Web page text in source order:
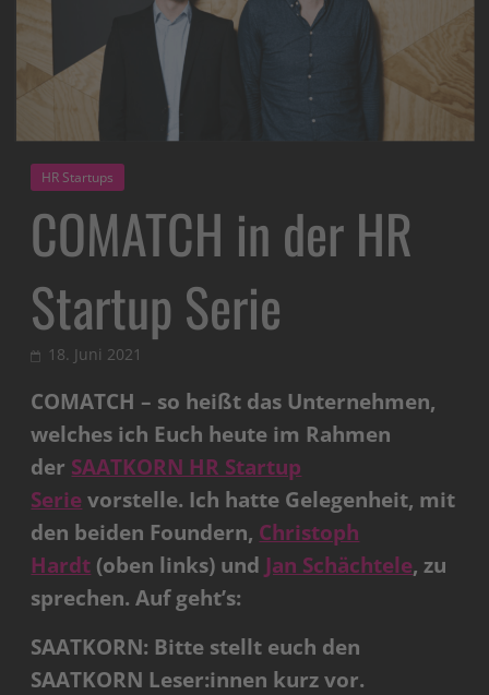
HR Startups
COMATCH in der HR
Startup Serie
18. Juni 2021
COMATCH – so heißt das Unternehmen,
welches ich Euch heute im Rahmen
der SAATKORN HR Startup
Serievorstelle. Ich hatte Gelegenheit, mit
den beiden Foundern, Christoph
Hardt (oben links) und Jan Schächtele, zu
sprechen. Auf geht’s:
SAATKORN: Bitte stellt euch den
SAATKORN Leser:innen kurz vor.